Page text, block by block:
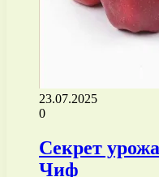
23.07.2025
0
Секрет
Чиф